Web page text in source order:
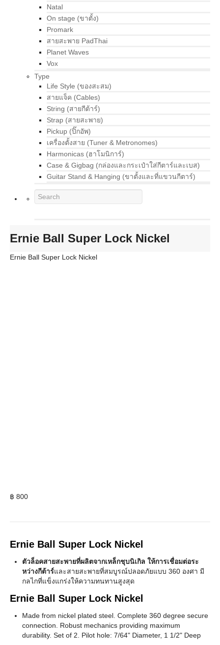
Natal
On stage (ขาตั้ง)
Promark
สายสะพาย PadThai
Planet Waves
Vox
Type
Life Style (ของสะสม)
สายแจ็ค (Cables)
String (สายกีต้าร์)
Strap (สายสะพาย)
Pickup (ปิ๊กอัพ)
เครื่องตั้งสาย (Tuner & Metronomes)
Harmonicas (ฮาโมนิการ์)
Case & Gigbag (กล่องและกระเป๋าใส่กีตาร์และเบส)
Guitar Stand & Hanging (ขาตั้งและที่แขวนกีตาร์)
Ernie Ball Super Lock Nickel
Ernie Ball Super Lock Nickel
฿ 800
Ernie Ball Super Lock Nickel
ตัวล็อคสายสะพายที่ผลิตจากเหล็กชุบนิเกิล ให้การเชื่อมต่อระ
หว่างกีต้าร์และสายสะพายที่สมบูรณ์ปลอดภัยแบบ 360 องศา มี
กลไกที่แข็งแกร่งให้ความทนทานสูงสุด
Ernie Ball Super Lock Nickel
Made from nickel plated steel. Complete 360 degree secure
connection. Robust mechanics providing maximum
durability. Set of 2. Pilot hole: 7/64" Diameter, 1 1/2" Deep